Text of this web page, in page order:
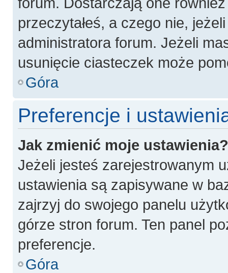
przeczytałeś, a czego nie,
administratora forum. Jeżeli
usunięcie ciasteczek może
Góra
Preferencje i
Jak zmienić moje ustawienia?
Jeżeli jesteś zarejestrowanym
ustawienia są zapisywane w
zajrzyj do swojego panelu
górze stron forum. Ten panel
preferencje.
Góra